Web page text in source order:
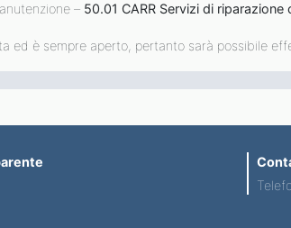
– 50.01 CARR Servizi di riparazione
ed è sempre aperto, pertanto sarà possibile